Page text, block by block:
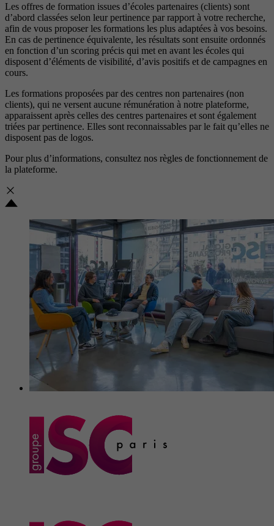
Les offres de formation issues d’écoles partenaires (clients) sont
d’abord classées selon leur pertinence par rapport à votre recherche,
afin de vous proposer les formations les plus adaptées à vos besoins.
En cas de pertinence équivalente, les résultats sont ensuite ordonnés
en fonction d’un scoring précis qui met en avant les écoles qui
disposent d’éléments de visibilité, d’avis positifs et de campagnes en
cours.
Les formations proposées par des centres non partenaires (non
clients), qui ne versent aucune rémunération à notre plateforme,
apparaissent après celles des centres partenaires et sont également
triées par pertinence. Elles sont reconnaissables par le fait qu’elles ne
disposent pas de logos.
Pour plus d’informations, consultez nos règles de fonctionnement de
la plateforme.